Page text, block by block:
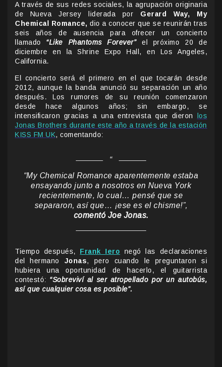
A través de sus redes sociales, la agrupación originaria
de Nueva Jersey liderada por Gerard Way, My
Chemical Romance, dio a conocer que se reunirán tras
seis años de ausencia para ofrecer un concierto
llamado “Like Phantoms Forever”el próximo 20 de
diciembre en la Shrine Expo Hall, en Los Angeles,
California.
El concierto será el primero en el que tocarán desde
2012, aunque la banda anunció su separación un año
después. Los rumores de su reunión comenzaron
desde hace algunos años; sin embargo, se
intensificaron gracias a una entrevista que dieron
los
Jonas Brothers durante este año a través de la estación
KISS FM UK, comentando:
“My Chemical Romance aparentemente estaba
ensayando junto a nosotros en Nueva York
recientemente, lo cual… pensé que se
separaron, así que… ¡ese es el chisme!”,
comentó Joe Jonas.
Tiempo después, Frank Iero negó las declaraciones
del hermano Jonas, pero cuando le preguntaron si
hubiera una oportunidad de hacerlo, el guitarrista
contestó: “Sobreviví al ser atropellado por un autobús,
así que cualquier cosa es posible”.